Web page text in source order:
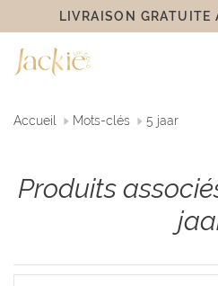
LIVRAISON GRATUITE
Accueil Mots-clés 5 jaar
Produits